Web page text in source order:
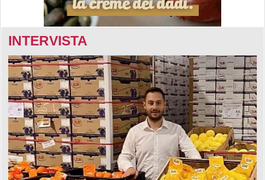
INTERVISTA